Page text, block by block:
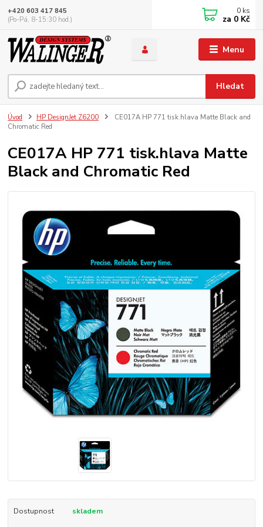
Menu
Hledat
+420 603 417 845
(Po-Pá, 8-15:30 hod.)
0 ks
za 0 Kč
Úvod HP DesignJet Z6200
CE017A HP 771 tisk.hlava Matte Black and
Chromatic Red
CE017A HP 771 tisk.hlava Matte
Black and Chromatic Red
Dostupnost skladem